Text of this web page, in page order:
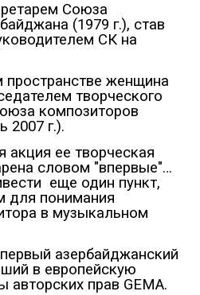
Союза
(1979 г.), став
СК на
пространстве женщина
творческого
композиторов
2007 г.).
акция ее творческая
словом "впервые"…
еще один пункт,
для понимания
в музыкальном
азербайджанский
в европейскую
прав GEMA.